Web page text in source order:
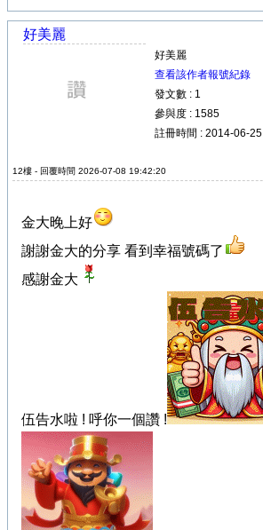
好美麗
好美麗
查看該作者報號紀錄
發文數 : 1
參與度 : 1585
註冊時間 : 2014-06-25
12樓 - 回覆時間 2026-07-08 19:42:20
金大晚上好
謝謝金大的分享 看到幸福號碼了
感謝金大
伍告水啦 ! 呼你一個讚 !